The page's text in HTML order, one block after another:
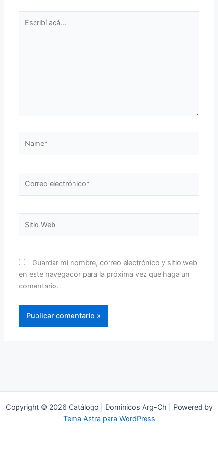
Web
Guardar mi nombre, correo electrónico y sitio web
en este navegador para la próxima vez que haga un
comentario.
Copyright © 2026 Catálogo | Dominicos Arg-Ch | Powered by
Tema Astra para WordPress